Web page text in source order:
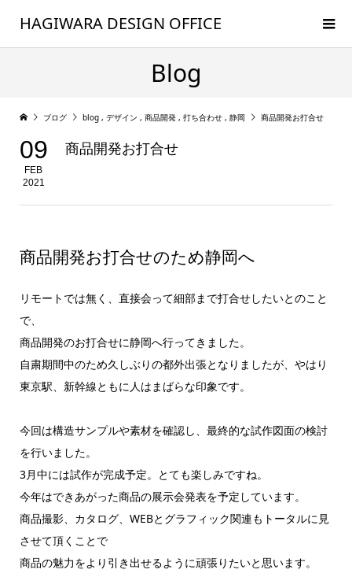
HAGIWARA DESIGN OFFICE
Blog
ブログ blog , デザイン , 商品開発 , 打ち合わせ , 静岡 商品開発お打合せ
09
FEB
2021
商品開発お打合せ
商品開発お打合せのため静岡へ
リモートでは無く、直接会って細部まで打合せしたいとのこと
で、
商品開発のお打合せに静岡へ行ってきました。
自粛期間中のため久しぶりの都外出張となりましたが、やはり
東京駅、新幹線ともに人はまばらな印象です。
今回は構造サンプルや素材を確認し、最終的な試作図面の検討
を行いました。
3月中には試作が完成予定。とても楽しみですね。
今年はできあがった商品の展示会発表を予定しています。
商品撮影、カタログ、WEBとグラフィック関連もトータルに見
させて頂くことで
商品の魅力をより引き出せるように頑張りたいと思います。